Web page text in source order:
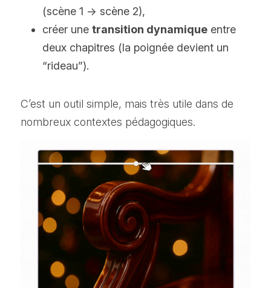
(scène 1 → scène 2),
créer une transition dynamique entre
deux chapitres (la poignée devient un
“rideau”).
C’est un outil simple, mais très utile dans de
nombreux contextes pédagogiques.